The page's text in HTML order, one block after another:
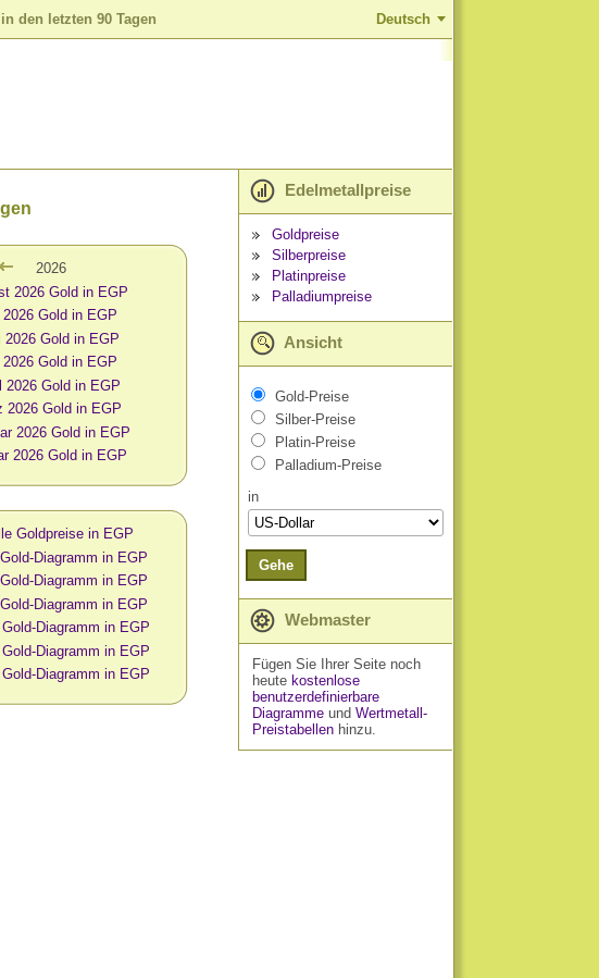
den letzten 90 Tagen Deutsch
2026
2026 Gold in EGP
Gold in EGP
2026 Gold in EGP
2026 Gold in EGP
2026 Gold in EGP
2026 Gold in EGP
2026 Gold in EGP
2026 Gold in EGP
Goldpreise in EGP
Diagramm in EGP
Diagramm in EGP
Diagramm in EGP
Diagramm in EGP
Diagramm in EGP
Diagramm in EGP
Edelmetallpreise
Goldpreise
Silberpreise
Platinpreise
Palladiumpreise
Ansicht
Gold-Preise
Silber-Preise
Platin-Preise
Palladium-Preise
in
Gehe
Webmaster
Fügen Sie Ihrer Seite noch
heute kostenlose
benutzerdefinierbare
Diagrammeund Wertmetall-
Preistabellenhinzu.